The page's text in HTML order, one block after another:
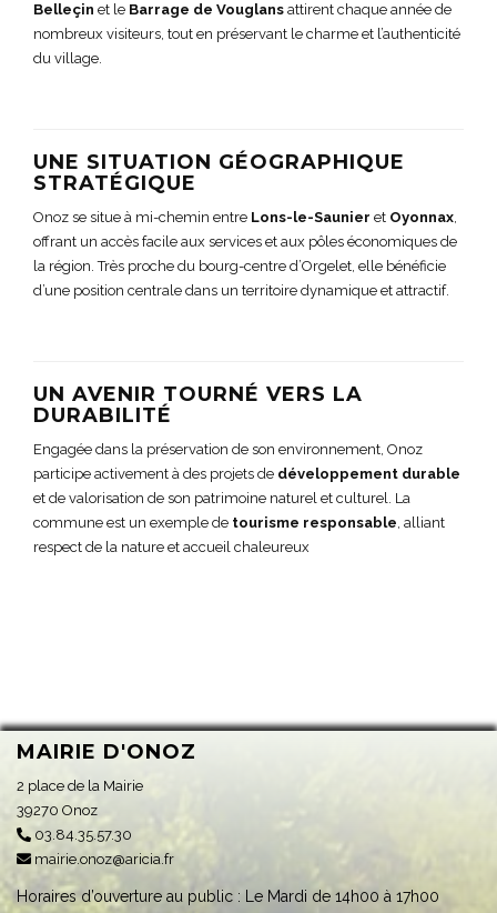
Belleçin et le Barrage de Vouglans attirent chaque année de
nombreux visiteurs, tout en préservant le charme et l’authenticité
du village.
UNE SITUATION GÉOGRAPHIQUE
STRATÉGIQUE
Onoz se situe à mi-chemin entre Lons-le-Saunier et Oyonnax,
offrant un accès facile aux services et aux pôles économiques de
la région. Très proche du bourg-centre d’Orgelet, elle bénéficie
d’une position centrale dans un territoire dynamique et attractif.
UN AVENIR TOURNÉ VERS LA
DURABILITÉ
Engagée dans la préservation de son environnement, Onoz
participe activement à des projets de développement durable
et de valorisation de son patrimoine naturel et culturel. La
commune est un exemple de tourisme responsable, alliant
respect de la nature et accueil chaleureux
MAIRIE D'ONOZ
2 place de la Mairie
39270 Onoz
03.84.35.57.30
mairie.onoz@aricia.fr
Horaires d’ouverture au public : Le Mardi de 14h00 à 17h00